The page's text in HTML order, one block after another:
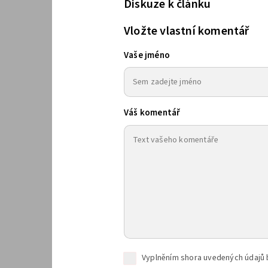
Diskuze k článku
Vložte vlastní komentář
Vaše jméno
Váš komentář